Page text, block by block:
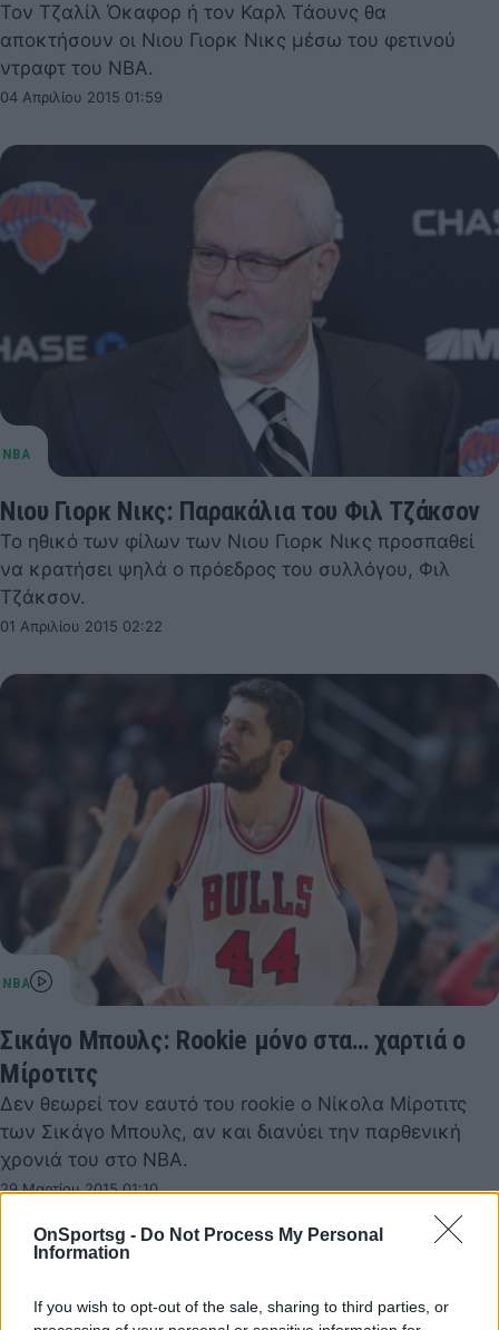
OnSportsg - Do Not Process My Personal
Information
If you wish to opt-out of the sale, sharing to third parties, or
Τον Τζαλίλ Όκαφορ ή τον Καρλ Τάουνς θα
αποκτήσουν οι Νιου Γιορκ Νικς μέσω του φετινού
ντραφτ του NBA.
04 Απριλίου 2015 01:59
Νιου Γιορκ Νικς: Παρακάλια του Φιλ Τζάκσον
Το ηθικό των φίλων των Νιου Γιορκ Νικς προσπαθεί
να κρατήσει ψηλά ο πρόεδρος του συλλόγου, Φιλ
Τζάκσον.
01 Απριλίου 2015 02:22
Σικάγο Μπουλς: Rookie μόνο στα… χαρτιά ο
Μίροτιτς
Δεν θεωρεί τον εαυτό του rookie o Νίκολα Μίροτιτς
των Σικάγο Μπουλς, αν και διανύει την παρθενική
χρονιά του στο NBA.
29 Μαρτίου 2015 01:10